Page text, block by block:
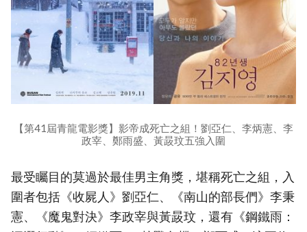
【第41屆青龍電影獎】影帝成死亡之組！劉亞仁、李炳憲、李
政宰、鄭雨盛、黃晸玟五強入圍
最受矚目的莫過於最佳男主角獎，堪稱死亡之組，入
圍者包括《收屍人》劉亞仁、《南山的部長們》李秉
憲、《魔鬼對決》李政宰與黃晸玟，還有《鋼鐵雨：